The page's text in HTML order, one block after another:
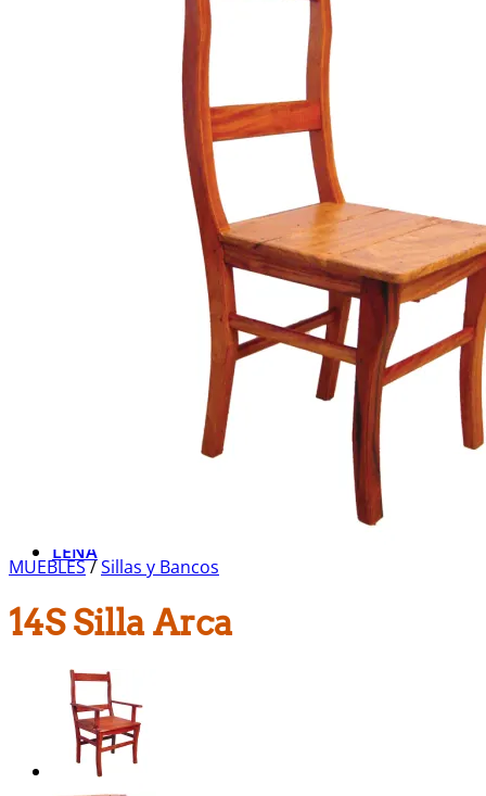
Muebles de Cocina
Muebles de Baño
Escaleras y Pisos
Aberturas y Portones
Durmientes y Tablas
Muebles de Jardin
Frentes de Parrillas
Portones y Cercos
LEÑA
MUEBLES/Sillas y Bancos
14S Silla Arca